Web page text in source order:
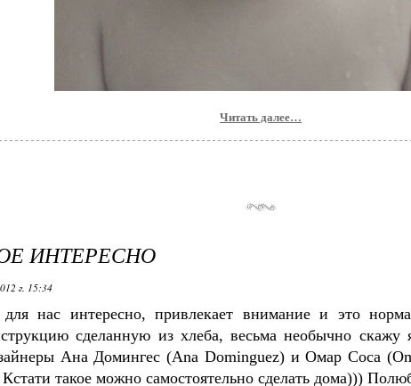
Читать далее…
ИНТЕРЕСНО
г. 15:34
нас интересно, привлекает внимание и это
сделанную из хлеба, весьма необычно
Ана Домингес (Ana Dominguez) и Омар Соса
такое можно самостоятельно сделать дома)))